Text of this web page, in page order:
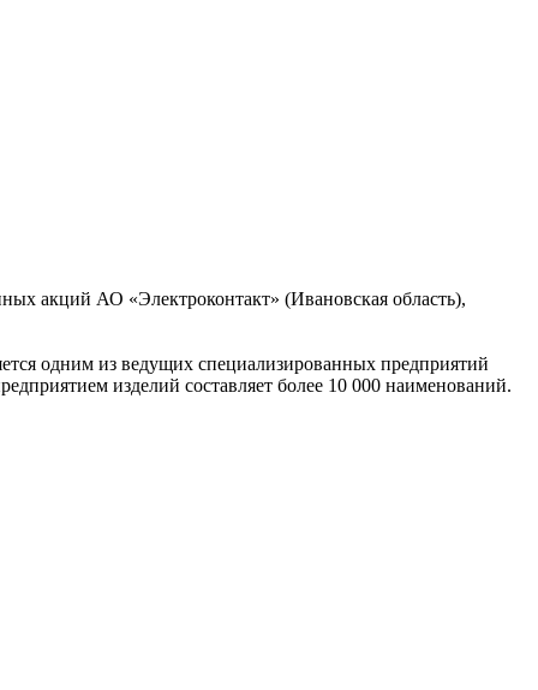
акций АО «Электроконтакт» (Ивановская область),
одним из ведущих специализированных предприятий
изделий составляет более 10 000 наименований.